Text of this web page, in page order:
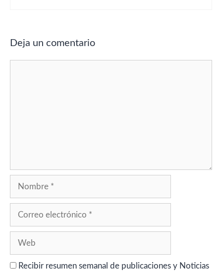
Deja un comentario
Nombre
Correo
Web
Recibir resumen semanal de publicaciones y Noticias